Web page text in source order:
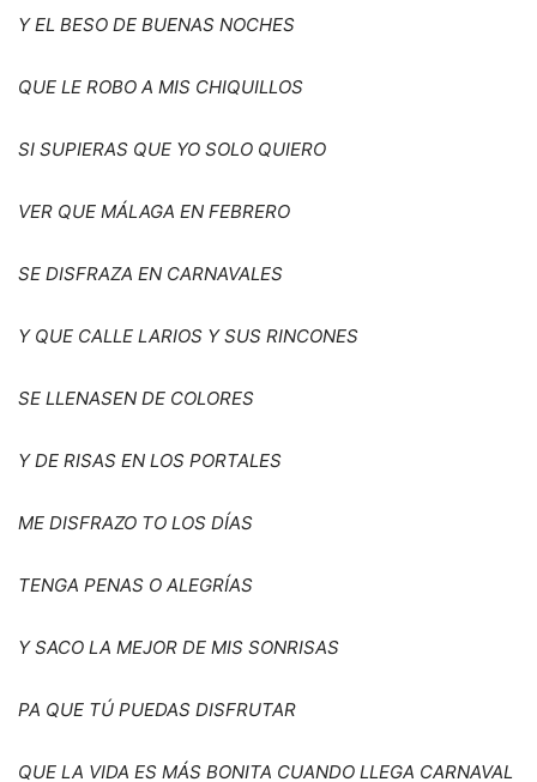
Y EL BESO DE BUENAS NOCHES
QUE LE ROBO A MIS CHIQUILLOS
SI SUPIERAS QUE YO SOLO QUIERO
VER QUE MÁLAGA EN FEBRERO
SE DISFRAZA EN CARNAVALES
Y QUE CALLE LARIOS Y SUS RINCONES
SE LLENASEN DE COLORES
Y DE RISAS EN LOS PORTALES
ME DISFRAZO TO LOS DÍAS
TENGA PENAS O ALEGRÍAS
Y SACO LA MEJOR DE MIS SONRISAS
PA QUE TÚ PUEDAS DISFRUTAR
QUE LA VIDA ES MÁS BONITA CUANDO LLEGA CARNAVAL